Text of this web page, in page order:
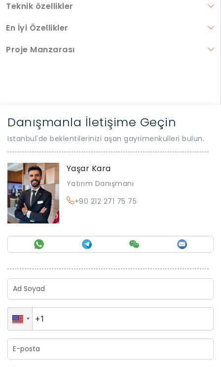
Teknik özellikler
En İyi Özellikler
Proje Manzarası
Danışmanla İletişime Geçin
Istanbul'de beklentilerinizi aşan gayrimenkulleri bulun.
Yaşar Kara
Yatırım Danışmanı
+90 212 271 75 75